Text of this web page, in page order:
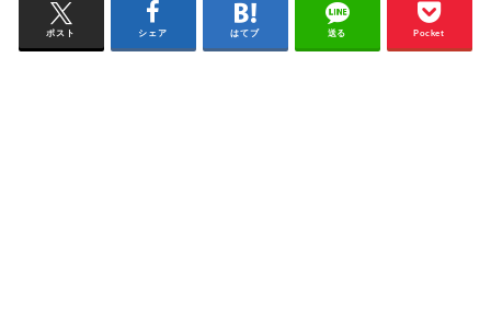
ポスト シェア はてブ 送る Pocket